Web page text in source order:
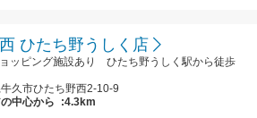
ひたち野うしく店
ッピング施設あり ひたち野うしく駅から徒歩
久市ひたち野西2-10-9
中心から
:4.3km